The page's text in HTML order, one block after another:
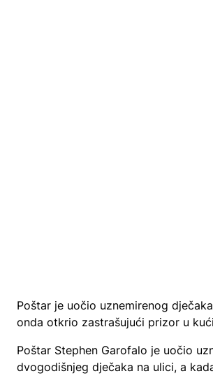
Poštar je uočio uznemirenog
onda otkrio zastrašujući prizor u kući
Poštar Stephen Garofalo je uočio
dvogodišnjeg dječaka na ulici, a